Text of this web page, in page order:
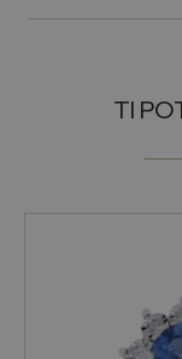
ECHOTI